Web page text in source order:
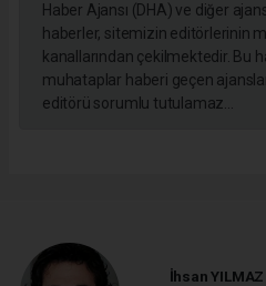
Haber Ajansı (DHA) ve diğer
haberler, sitemizin editörlerinin
kanallarından çekilmektedir. Bu
muhataplar haberi geçen
editörü sorumlu tutulamaz...
İhsan YILMAZ